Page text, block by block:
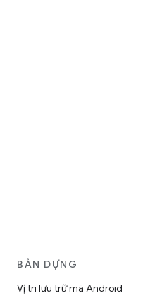
BẢN DỰNG
Vị trí lưu trữ mã Android